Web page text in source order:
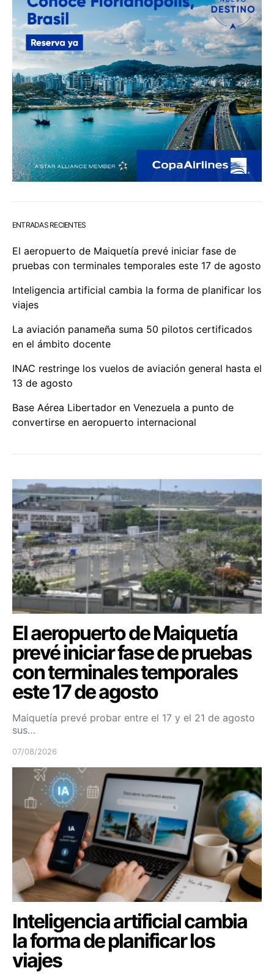
ENTRADAS RECIENTES
El aeropuerto de Maiquetía prevé iniciar fase de
pruebas con terminales temporales este 17 de agosto
Inteligencia artificial cambia la forma de planificar los
viajes
La aviación panameña suma 50 pilotos certificados
en el ámbito docente
INAC restringe los vuelos de aviación general hasta el
13 de agosto
Base Aérea Libertador en Venezuela a punto de
convertirse en aeropuerto internacional
El aeropuerto de Maiquetía
prevé iniciar fase de pruebas
con terminales temporales
este 17 de agosto
Maiquetía prevé probar entre el 17 y el 21 de agosto
sus…
07/08/2026
Inteligencia artificial cambia
la forma de planificar los
viajes